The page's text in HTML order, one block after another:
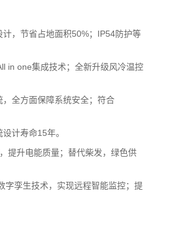
，节省占地面积50%；IP54防护等
in one集成技术；全新升级风冷温控
全方面保障系统安全；符合
计寿命15年。
提升电能质量；替代柴发，绿色供
字孪生技术，实现远程智能监控；提